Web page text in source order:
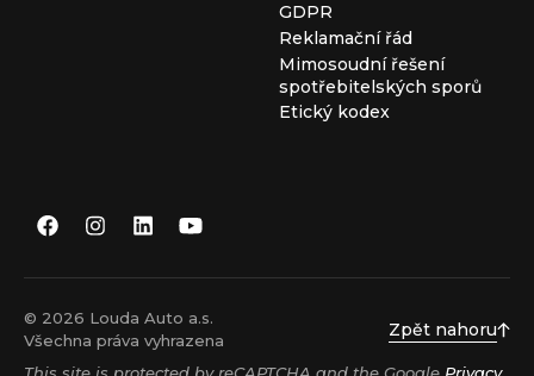
GDPR
Reklamační řád
Mimosoudní řešení
spotřebitelských sporů
Etický kodex
© 2026 Louda Auto a.s.
Všechna práva vyhrazena
Zpět nahoru